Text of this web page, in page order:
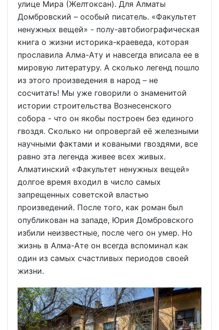
улице Мира (Желтоксан). Для Алматы
Домбровский – особый писатель. «Факультет
ненужных вещей» - полу-автобиографическая
книга о жизни историка-краеведа, которая
прославила Алма-Ату и навсегда вписала ее в
мировую литературу. А сколько легенд пошло
из этого произведения в народ – не
сосчитать! Мы уже говорили о знаменитой
истории строительства Вознесенского
собора - что он якобы построен без единого
гвоздя. Сколько ни опровергай её железными
научными фактами и коваными гвоздями, все
равно эта легенда живее всех живых.
Алматинский «Факультет ненужных вещей»
долгое время входил в число самых
запрещенных советской властью
произведений. После того, как роман был
опубликован на западе, Юрия Домбровского
избили неизвестные, после чего он умер. Но
жизнь в Алма-Ате он всегда вспоминал как
один из самых счастливых периодов своей
жизни.